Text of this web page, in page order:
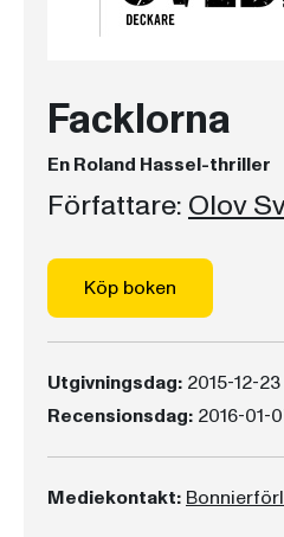
Facklorna
En Roland Hassel-thriller
Författare: Olov
Köp boken
Utgivningsdag: 2015-12-23
Recensionsdag: 2016-01-
Mediekontakt: